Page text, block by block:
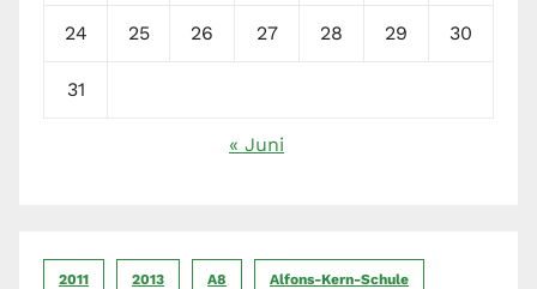
24 25 26 27 28 29 30
31
« Juni
2011 2013 A8 Alfons-Kern-Schule